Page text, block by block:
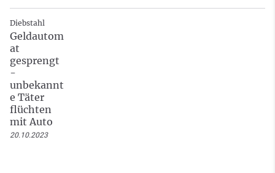
Diebstahl
Geldautom
at
gesprengt
-
unbekannt
e Täter
flüchten
mit Auto
20.10.2023